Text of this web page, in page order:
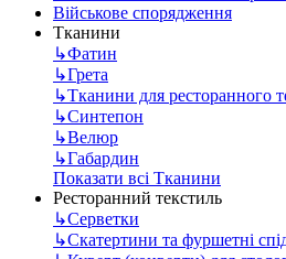
Військове спорядження
Тканини
↳Фатин
↳Грета
↳Тканини для ресторанного
↳Синтепон
↳Велюр
↳Габардин
Показати всі Тканини
Ресторанний текстиль
↳Серветки
↳Скатертини та фуршетні